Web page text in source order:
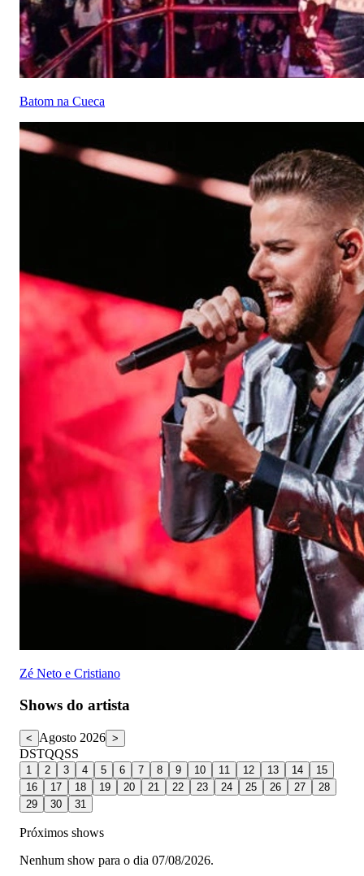
Batom na Cueca
Zé Neto e Cristiano
Shows do artista
< Agosto 2026 >
DSTQQSS
1 2 3 4 5 6 7 8 9 10 11 12 13 14
15
16
17 18 19 20 21 22 23 24 25 26 27
28
29
30 31
Próximos shows
Nenhum show para o dia 07/08/2026.